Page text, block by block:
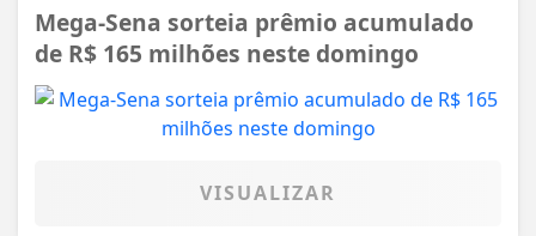
Mega-Sena sorteia prêmio acumulado
de R$ 165 milhões neste domingo
VISUALIZAR